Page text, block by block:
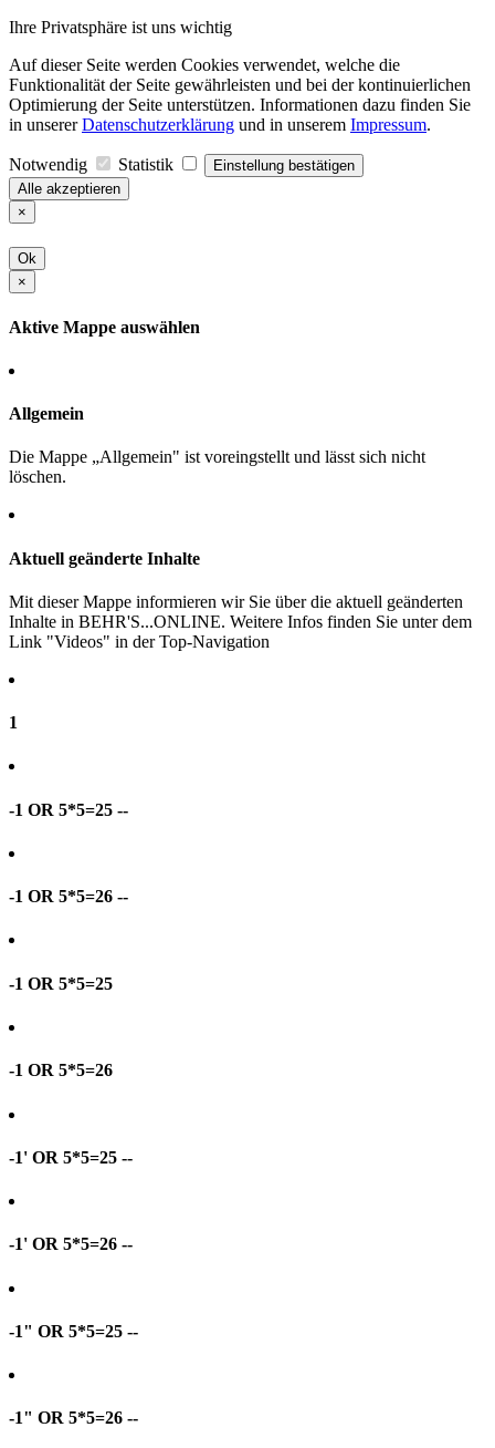
Ihre Privatsphäre ist uns wichtig
Auf dieser Seite werden Cookies verwendet, welche die
Funktionalität der Seite gewährleisten und bei der kontinuierlichen
Optimierung der Seite unterstützen. Informationen dazu finden Sie
in unsererDatenschutzerklärung und in unserem Impressum.
Notwendig Statistik
Einstellung bestätigen
Alle akzeptieren
×
Ok
×
Aktive Mappe auswählen
Allgemein
Die Mappe „Allgemein" ist voreingstellt und lässt sich nicht
löschen.
Aktuell geänderte Inhalte
Mit dieser Mappe informieren wir Sie über die aktuell geänderten
Inhalte in BEHR'S...ONLINE. Weitere Infos finden Sie unter dem
Link "Videos" in der Top-Navigation
1
-1 OR 5*5=25 --
-1 OR 5*5=26 --
-1 OR 5*5=25
-1 OR 5*5=26
-1' OR 5*5=25 --
-1' OR 5*5=26 --
-1" OR 5*5=25 --
-1" OR 5*5=26 --